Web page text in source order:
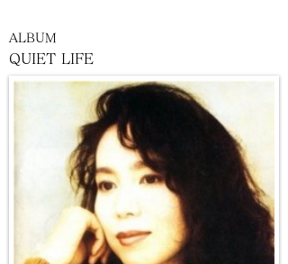
QUIET LIFE
ALBUM